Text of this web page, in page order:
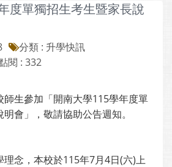
度單獨招生考生暨家長說
分類 : 升學快訊
閱 : 332
師生參加「開南大學115學年度單
會」，敬請協助公告週知。
念，本校於115年7月4日(六)上